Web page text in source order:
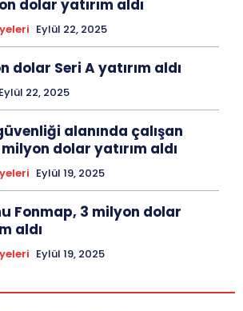
dolar yatırım aldı
Eylül 22, 2025
dolar Seri A yatırım aldı
Eylül 22, 2025
alanında çalışan
dolar yatırım aldı
Eylül 19, 2025
Fonmap, 3 milyon dolar
aldı
Eylül 19, 2025